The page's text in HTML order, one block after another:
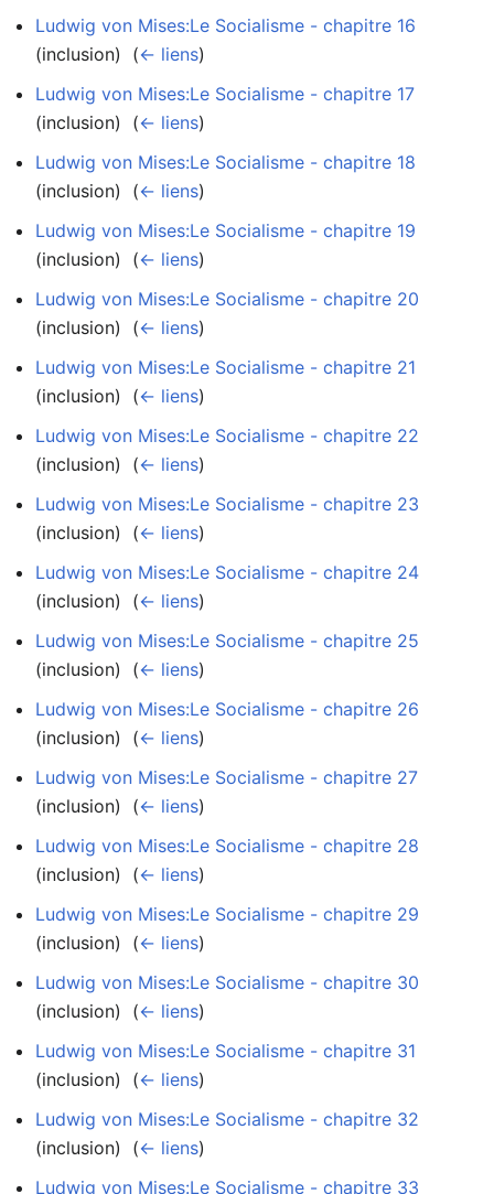
Ludwig von Mises:Le Socialisme - chapitre 16
(inclusion) ‎ (← liens)
Ludwig von Mises:Le Socialisme - chapitre 17
(inclusion) ‎ (← liens)
Ludwig von Mises:Le Socialisme - chapitre 18
(inclusion) ‎ (← liens)
Ludwig von Mises:Le Socialisme - chapitre 19
(inclusion) ‎ (← liens)
Ludwig von Mises:Le Socialisme - chapitre 20
(inclusion) ‎ (← liens)
Ludwig von Mises:Le Socialisme - chapitre 21
(inclusion) ‎ (← liens)
Ludwig von Mises:Le Socialisme - chapitre 22
(inclusion) ‎ (← liens)
Ludwig von Mises:Le Socialisme - chapitre 23
(inclusion) ‎ (← liens)
Ludwig von Mises:Le Socialisme - chapitre 24
(inclusion) ‎ (← liens)
Ludwig von Mises:Le Socialisme - chapitre 25
(inclusion) ‎ (← liens)
Ludwig von Mises:Le Socialisme - chapitre 26
(inclusion) ‎ (← liens)
Ludwig von Mises:Le Socialisme - chapitre 27
(inclusion) ‎ (← liens)
Ludwig von Mises:Le Socialisme - chapitre 28
(inclusion) ‎ (← liens)
Ludwig von Mises:Le Socialisme - chapitre 29
(inclusion) ‎ (← liens)
Ludwig von Mises:Le Socialisme - chapitre 30
(inclusion) ‎ (← liens)
Ludwig von Mises:Le Socialisme - chapitre 31
(inclusion) ‎ (← liens)
Ludwig von Mises:Le Socialisme - chapitre 32
(inclusion) ‎ (← liens)
Ludwig von Mises:Le Socialisme - chapitre 33